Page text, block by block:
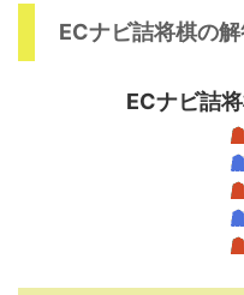
ECナビ詰将棋の解
ECナビ詰